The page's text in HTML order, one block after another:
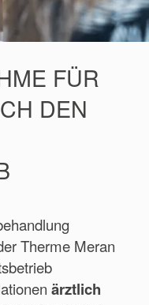
FÜR
DEN
Therme Meran
ärztlich